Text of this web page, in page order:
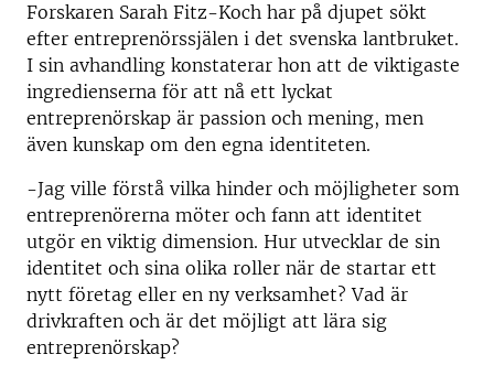
Forskaren Sarah Fitz-Koch har på djupet sökt
efter entreprenörssjälen i det svenska lantbruket.
I sin avhandling konstaterar hon att de viktigaste
ingredienserna för att nå ett lyckat
entreprenörskap är passion och mening, men
även kunskap om den egna identiteten.
-Jag ville förstå vilka hinder och möjligheter som
entreprenörerna möter och fann att identitet
utgör en viktig dimension. Hur utvecklar de sin
identitet och sina olika roller när de startar ett
nytt företag eller en ny verksamhet? Vad är
drivkraften och är det möjligt att lära sig
entreprenörskap?